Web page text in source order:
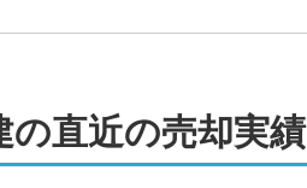
の直近の売却実績